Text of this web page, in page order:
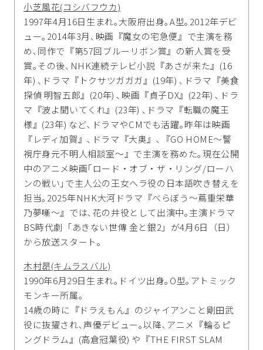
小芝風花(コシバフウカ)
1997年4月16日生まれ｡大阪府出身｡A型｡2012年デビ
ュー｡2014年3月､映画『魔女の宅急便』で主演を務
め､同作で『第57回ブルーリボン賞』の新人賞を受
賞｡その後､NHK連続テレビ小説『あさが来た』(16
年) ､ドラマ『トクサツガガガ』(19年) ､ドラマ『美食
探偵 明智五郎』(20年) ､映画『貞子DX』(22年) ､ドラ
マ『波よ聞いてくれ』(23年) ､ドラマ『転職の魔王
様』(23年) など､ドラマやCMでも活躍｡昨年は映画
『レディ加賀』､ドラマ『大奥』､『GO HOME〜警
視庁身元不明人相談室〜』で主演を務めた｡現在公開
中のアニメ映画｢ロード・オブ・ザ・リング/ローハ
ンの戦い｣で主人公の王女ヘラ役の日本語吹き替えを
担当｡2025年NHK大河ドラマ『べらぼう〜蔦重栄華
乃夢噺〜』では､花の井役として出演中｡主演ドラマ
BS時代劇「あきない世傳 金と銀2」が4月6日（日）
から放送スタート｡
木村昴(キムラスバル)
1990年6月29日生まれ｡ドイツ出身｡O型｡アトミック
モンキー所属｡
14歳の時に『ドラえもん』のジャイアンこと剛田武
役に抜擢され､声優デビュー｡以降､アニメ『輪るピ
ングドラム』(高倉冠葉役) や『THE FIRST SLAM